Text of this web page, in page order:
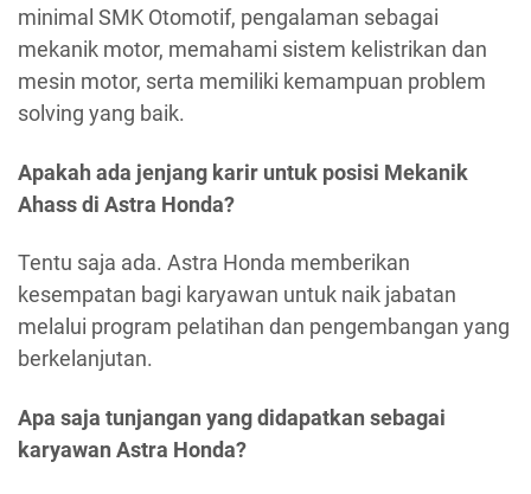
minimal SMK Otomotif, pengalaman sebagai
mekanik motor, memahami sistem kelistrikan dan
mesin motor, serta memiliki kemampuan problem
solving yang baik.
Apakah ada jenjang karir untuk posisi Mekanik
Ahass di Astra Honda?
Tentu saja ada. Astra Honda memberikan
kesempatan bagi karyawan untuk naik jabatan
melalui program pelatihan dan pengembangan yang
berkelanjutan.
Apa saja tunjangan yang didapatkan sebagai
karyawan Astra Honda?